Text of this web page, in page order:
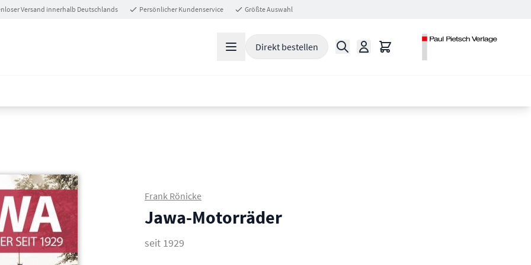
Versand innerhalb Deutschlands Persönlicher Kundenservice Größte Auswahl
Direkt bestellen Suche Warenkorb
Frank Rönicke
Jawa-Motorräder
seit 1929